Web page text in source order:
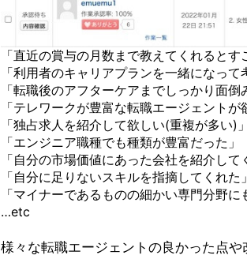
「直近の賞与の月数まで教えてくれるとす
「利用者のキャリアプランを一緒になって
「転職後のアフターケアまでしっかり面倒
「テレワークが豊富な転職エージェントが
「独占求人を紹介して欲しい(重複が多い)」
「エンジニア職種でも種類が豊富だった」
「自分の市場価値にあった会社を紹介して
「自分に足りないスキルを指摘してくれた」
「マイナーであるものの細かい専門分野に
…etc
様々な転職エージェントの良かった点や